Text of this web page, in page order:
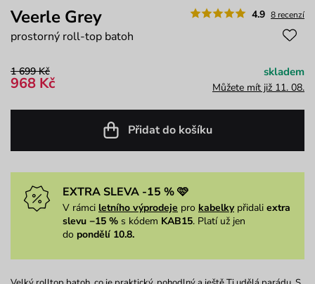
4.9 8 recenzí
Veerle Grey
prostorný roll-top batoh
1 699 Kč
968 Kč
skladem
Můžete mít již 11. 08.
Přidat do košíku
EXTRA SLEVA -15 % 🩷
V rámci letního výprodeje pro kabelkypřidali extra
slevu −15 % s kódem KAB15. Platí už jen
do pondělí 10.8.